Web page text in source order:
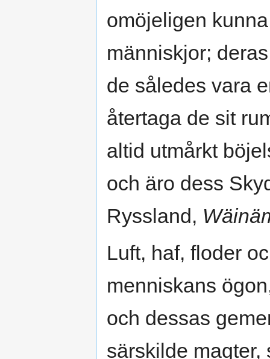
omöjeligen
människjor;
de således vara
återtaga de sit
altid utmårkt
och äro dess
Ryssland,
Luft, haf, floder
menniskans
och dessas
särskilde